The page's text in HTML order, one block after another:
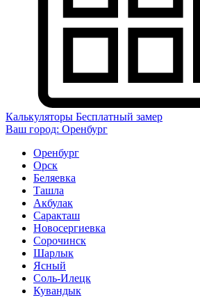
Калькуляторы Бесплатный замер
Ваш город: Оренбург
Оренбург
Орск
Беляевка
Ташла
Акбулак
Саракташ
Новосергиевка
Сорочинск
Шарлык
Ясный
Соль-Илецк
Кувандык